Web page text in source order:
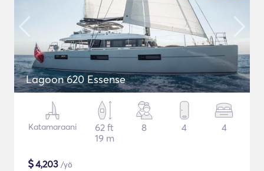
Lagoon 620 Essense
Katamaraani
62 ft
19 m
8 4 4
$4,203 /yö